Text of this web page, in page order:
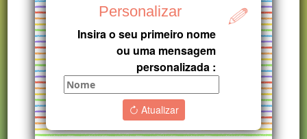
Personalizar
Insira o seu primeiro nome
ou uma mensagem
personalizada :
Atualizar